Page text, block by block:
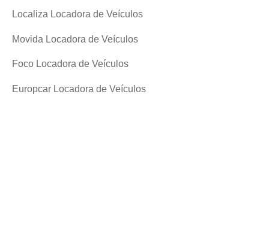
Localiza Locadora de Veículos
Movida Locadora de Veículos
Foco Locadora de Veículos
Europcar Locadora de Veículos